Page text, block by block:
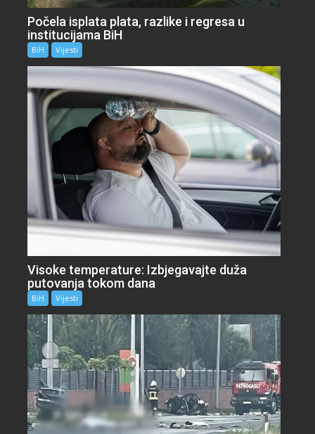
Počela isplata plata, razlike i regresa u
institucijama BiH
BiH Vijesti
Visoke temperature: Izbjegavajte duža
putovanja tokom dana
BiH Vijesti